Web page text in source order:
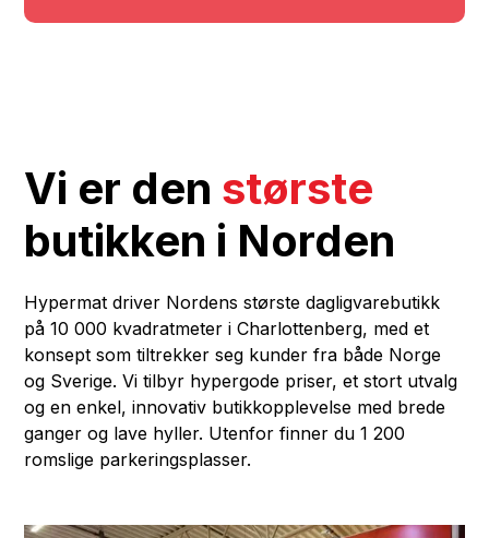
Vi er den største
butikken i Norden
Hypermat driver Nordens største dagligvarebutikk
på 10 000 kvadratmeter i Charlottenberg, med et
konsept som tiltrekker seg kunder fra både Norge
og Sverige. Vi tilbyr hypergode priser, et stort utvalg
og en enkel, innovativ butikkopplevelse med brede
ganger og lave hyller. Utenfor finner du 1 200
romslige parkeringsplasser.